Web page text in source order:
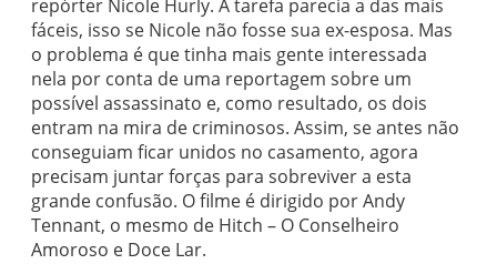
repórter Nicole Hurly. A tarefa parecia a das mais
fáceis, isso se Nicole não fosse sua ex-esposa. Mas
o problema é que tinha mais gente interessada
nela por conta de uma reportagem sobre um
possível assassinato e, como resultado, os dois
entram na mira de criminosos. Assim, se antes não
conseguiam ficar unidos no casamento, agora
precisam juntar forças para sobreviver a esta
grande confusão. O filme é dirigido por Andy
Tennant, o mesmo de Hitch – O Conselheiro
Amoroso e Doce Lar.